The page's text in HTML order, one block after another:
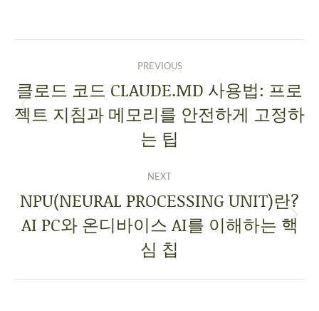
PREVIOUS
클로드 코드 CLAUDE.MD 사용법: 프로
젝트 지침과 메모리를 안전하게 고정하
는 팁
NEXT
NPU(NEURAL PROCESSING UNIT)란?
AI PC와 온디바이스 AI를 이해하는 핵
심 칩